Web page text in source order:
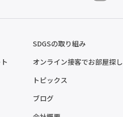
SDGSの取り組み
オンライン接客でお部屋探し
トピックス
ブログ